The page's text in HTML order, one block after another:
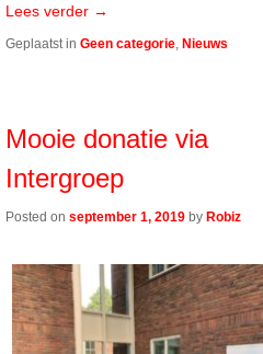
Lees verder →
Geplaatst in Geen categorie,Nieuws
Mooie donatie via
Intergroep
Posted onseptember 1, 2019 byRobiz